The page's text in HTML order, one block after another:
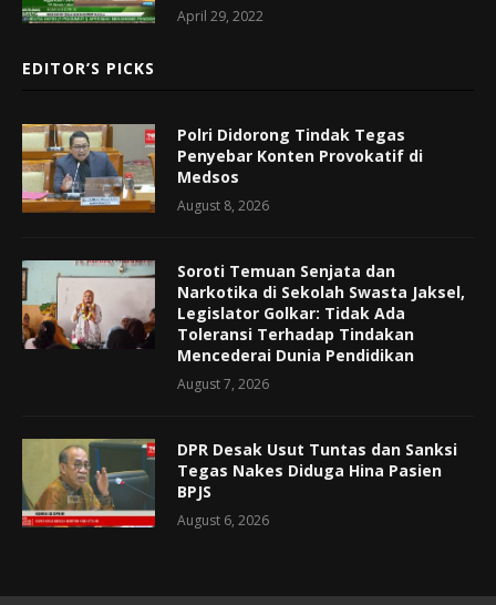
April 29, 2022
EDITOR’S PICKS
Polri Didorong Tindak Tegas
Penyebar Konten Provokatif di
Medsos
August 8, 2026
Soroti Temuan Senjata dan
Narkotika di Sekolah Swasta Jaksel,
Legislator Golkar: Tidak Ada
Toleransi Terhadap Tindakan
Mencederai Dunia Pendidikan
August 7, 2026
DPR Desak Usut Tuntas dan Sanksi
Tegas Nakes Diduga Hina Pasien
BPJS
August 6, 2026